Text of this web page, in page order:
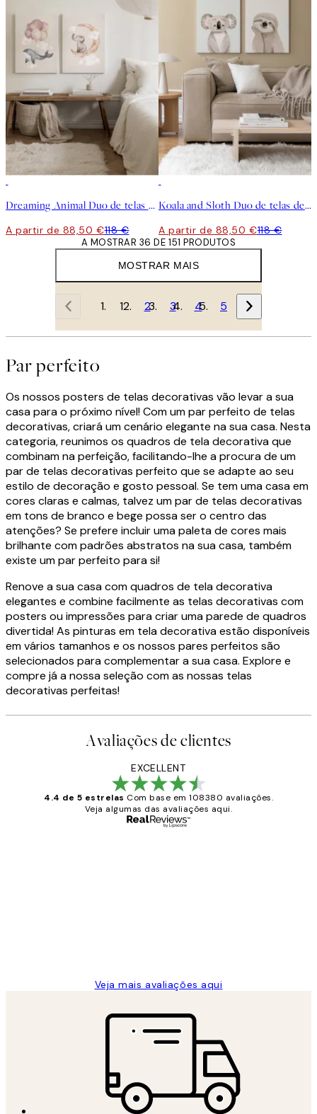
Dreaming Animal Duo de telas decorativas
A partir de 88,50 €118 €
Koala and Sloth Duo de telas decorativas
A partir de 88,50 €118 €
MOSTRAR MAIS
A MOSTRAR 36 DE 151 PRODUTOS
1 2 3 4 5
Par perfeito
Os nossos posters de telas decorativas vão levar a sua
casa para o próximo nível! Com um par perfeito de telas
decorativas, criará um cenário elegante na sua casa. Nesta
categoria, reunimos os quadros de tela decorativa que
combinam na perfeição, facilitando-lhe a procura de um
par de telas decorativas perfeito que se adapte ao seu
estilo de decoração e gosto pessoal. Se tem uma casa em
cores claras e calmas, talvez um par de telas decorativas
em tons de branco e bege possa ser o centro das
atenções? Se prefere incluir uma paleta de cores mais
brilhante com padrões abstratos na sua casa, também
existe um par perfeito para si!
Renove a sua casa com quadros de tela decorativa
elegantes e combine facilmente as telas decorativas com
posters ou impressões para criar uma parede de quadros
divertida! As pinturas em tela decorativa estão disponíveis
em vários tamanhos e os nossos pares perfeitos são
selecionados para complementar a sua casa. Explore e
compre já a nossa seleção com as nossas telas
decorativas perfeitas!
Avaliações de clientes
EXCELLENT
4.4 de 5 estrelas Com base em 108380 avaliações.
Veja algumas das avaliações aqui.
Veja mais avaliações aqui